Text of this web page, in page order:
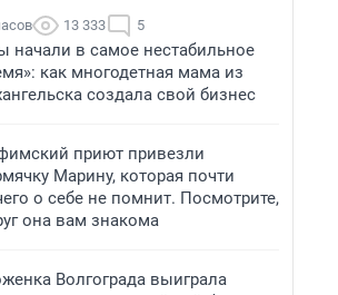
13 333 5
начали в самое нестабильное
как многодетная мама из
создала свой бизнес
приют привезли
Марину, которая почти
о себе не помнит. Посмотрите,
она вам знакома
Волгограда выиграла